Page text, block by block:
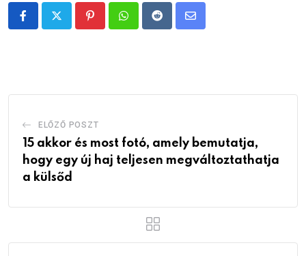
PinterestWhatsappRedditShare
ELŐZŐ POSZT
15 akkor és most fotó, amely bemutatja,
hogy egy új haj teljesen megváltoztathatja
a külsőd